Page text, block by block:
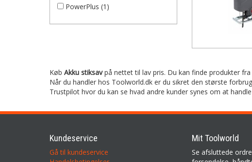
PowerPlus (1)
Køb Akku stiksavpå nettet til lav pris. Du kan finde produkter fra
Når du handler hos Toolworld.dk er du sikret den største
Trustpilot hvor du kan se hvad andre kunder synes om at
Kundeservice
Gå til kundeservice
Mit Toolworld
Se afsluttede